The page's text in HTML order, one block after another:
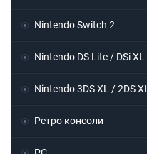
Nintendo Switch 2
Nintendo DS Lite / DSi XL
Nintendo 3DS XL / 2DS XL
Ретро консоли